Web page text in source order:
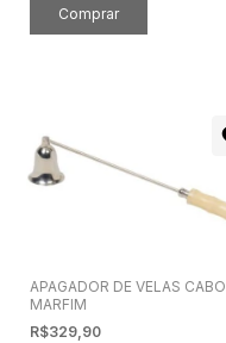
APAGADOR DE VELAS CABO
MARFIM
R$329,90